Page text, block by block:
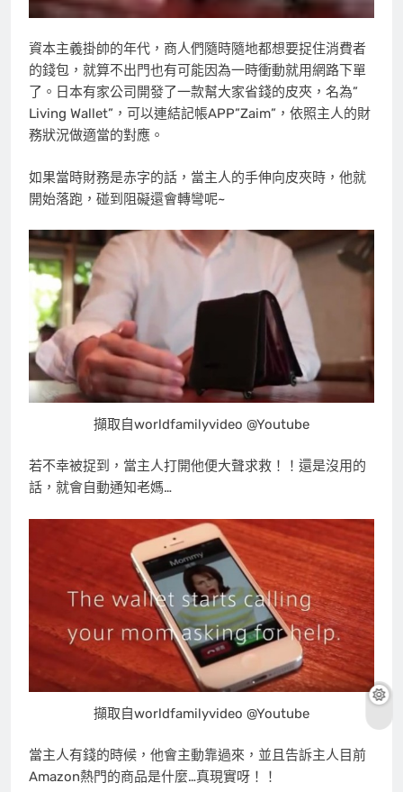
資本主義掛帥的年代，商人們隨時隨地都想要捉住消費者
的錢包，就算不出門也有可能因為一時衝動就用網路下單
了。日本有家公司開發了一款幫大家省錢的皮夾，名為”
Living Wallet”，可以連結記帳APP”Zaim”，依照主人的財
務狀況做適當的對應。
如果當時財務是赤字的話，當主人的手伸向皮夾時，他就
開始落跑，碰到阻礙還會轉彎呢~
擷取自worldfamilyvideo @Youtube
若不幸被捉到，當主人打開他便大聲求救！！還是沒用的
話，就會自動通知老媽…
擷取自worldfamilyvideo @Youtube
當主人有錢的時候，他會主動靠過來，並且告訴主人目前
Amazon熱門的商品是什麼…真現實呀！！